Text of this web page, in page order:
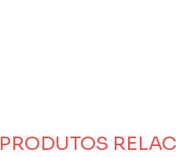
PRODUTOS